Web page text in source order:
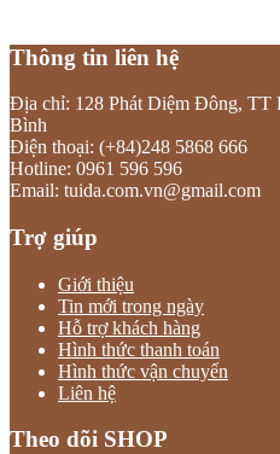
Thông tin liên hệ
Địa chỉ: 128 Phát Diệm Đông, TT
Bình
Điện thoại: (+84)248 5868 666
Hotline: 0961 596 596
Email: tuida.com.vn@gmail.com
Trợ giúp
Giới thiệu
Tin mới trong ngày
Hỗ trợ khách hàng
Hình thức thanh toán
Hình thức vận chuyển
Liên hệ
Theo dõi SHOP